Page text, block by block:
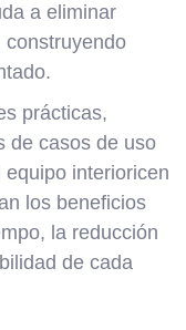
a eliminar
construyendo
prácticas,
de casos de uso
interioricen
los beneficios
la reducción
de cada